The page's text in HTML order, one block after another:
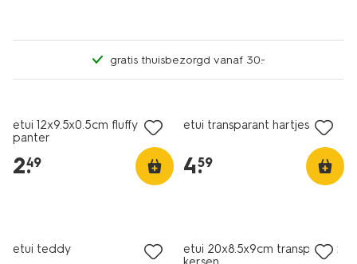
gratis thuisbezorgd vanaf 30.-
etui 12x9.5x0.5cm fluffy
panter
2.
49
etui transparant hartjes
4.
59
etui teddy
etui 20x8.5x9cm transparant